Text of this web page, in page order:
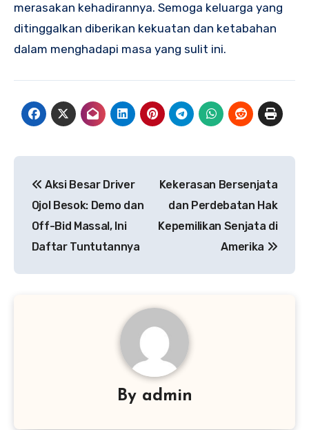
merasakan kehadirannya. Semoga keluarga yang
ditinggalkan diberikan kekuatan dan ketabahan
dalam menghadapi masa yang sulit ini.
pos
Aksi Besar Driver
Ojol Besok: Demo dan
Off-Bid Massal, Ini
Daftar Tuntutannya
Kekerasan Bersenjata
dan Perdebatan Hak
Kepemilikan Senjata di
Amerika
By admin